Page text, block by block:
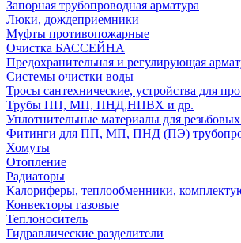
Запорная трубопроводная арматура
Люки, дождеприемники
Муфты противопожарные
Очистка БАССЕЙНА
Предохранительная и регулирующая
Системы очистки воды
Тросы сантехнические, устройства для
Трубы ПП, МП, ПНД,НПВХ и др.
Уплотнительные материалы для
Фитинги для ПП, МП, ПНД (ПЭ)
Хомуты
Отопление
Радиаторы
Калориферы, теплообменники,
Конвекторы газовые
Теплоноситель
Гидравлические разделители